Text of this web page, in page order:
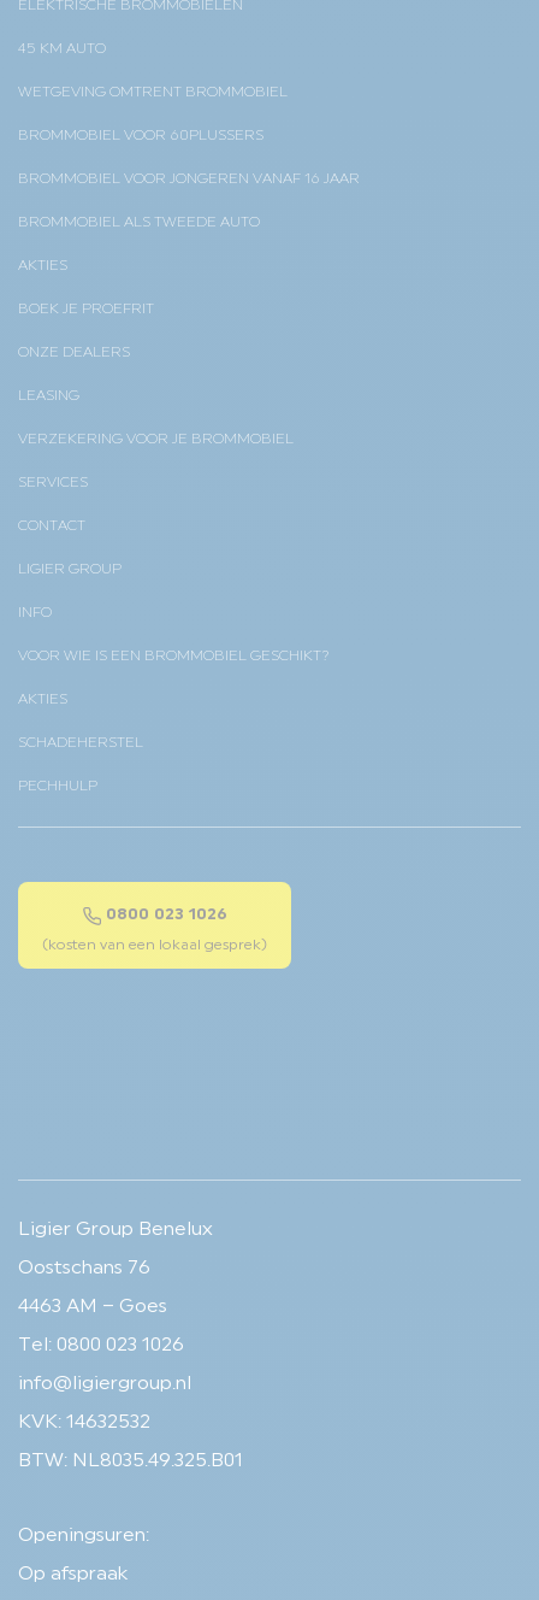
ELEKTRISCHE BROMMOBIELEN
45 KM AUTO
WETGEVING OMTRENT BROMMOBIEL
BROMMOBIEL VOOR 60PLUSSERS
BROMMOBIEL VOOR JONGEREN VANAF 16 JAAR
BROMMOBIEL ALS TWEEDE AUTO
AKTIES
BOEK JE PROEFRIT
ONZE DEALERS
LEASING
VERZEKERING VOOR JE BROMMOBIEL
SERVICES
CONTACT
LIGIER GROUP
INFO
VOOR WIE IS EEN BROMMOBIEL GESCHIKT?
AKTIES
SCHADEHERSTEL
PECHHULP
0800 023 1026
(kosten van een lokaal gesprek)
Ligier Group Benelux
Oostschans 76
4463 AM – Goes
Tel: 0800 023 1026
info@ligiergroup.nl
KVK: 14632532
BTW: NL8035.49.325.B01
Openingsuren:
Op afspraak